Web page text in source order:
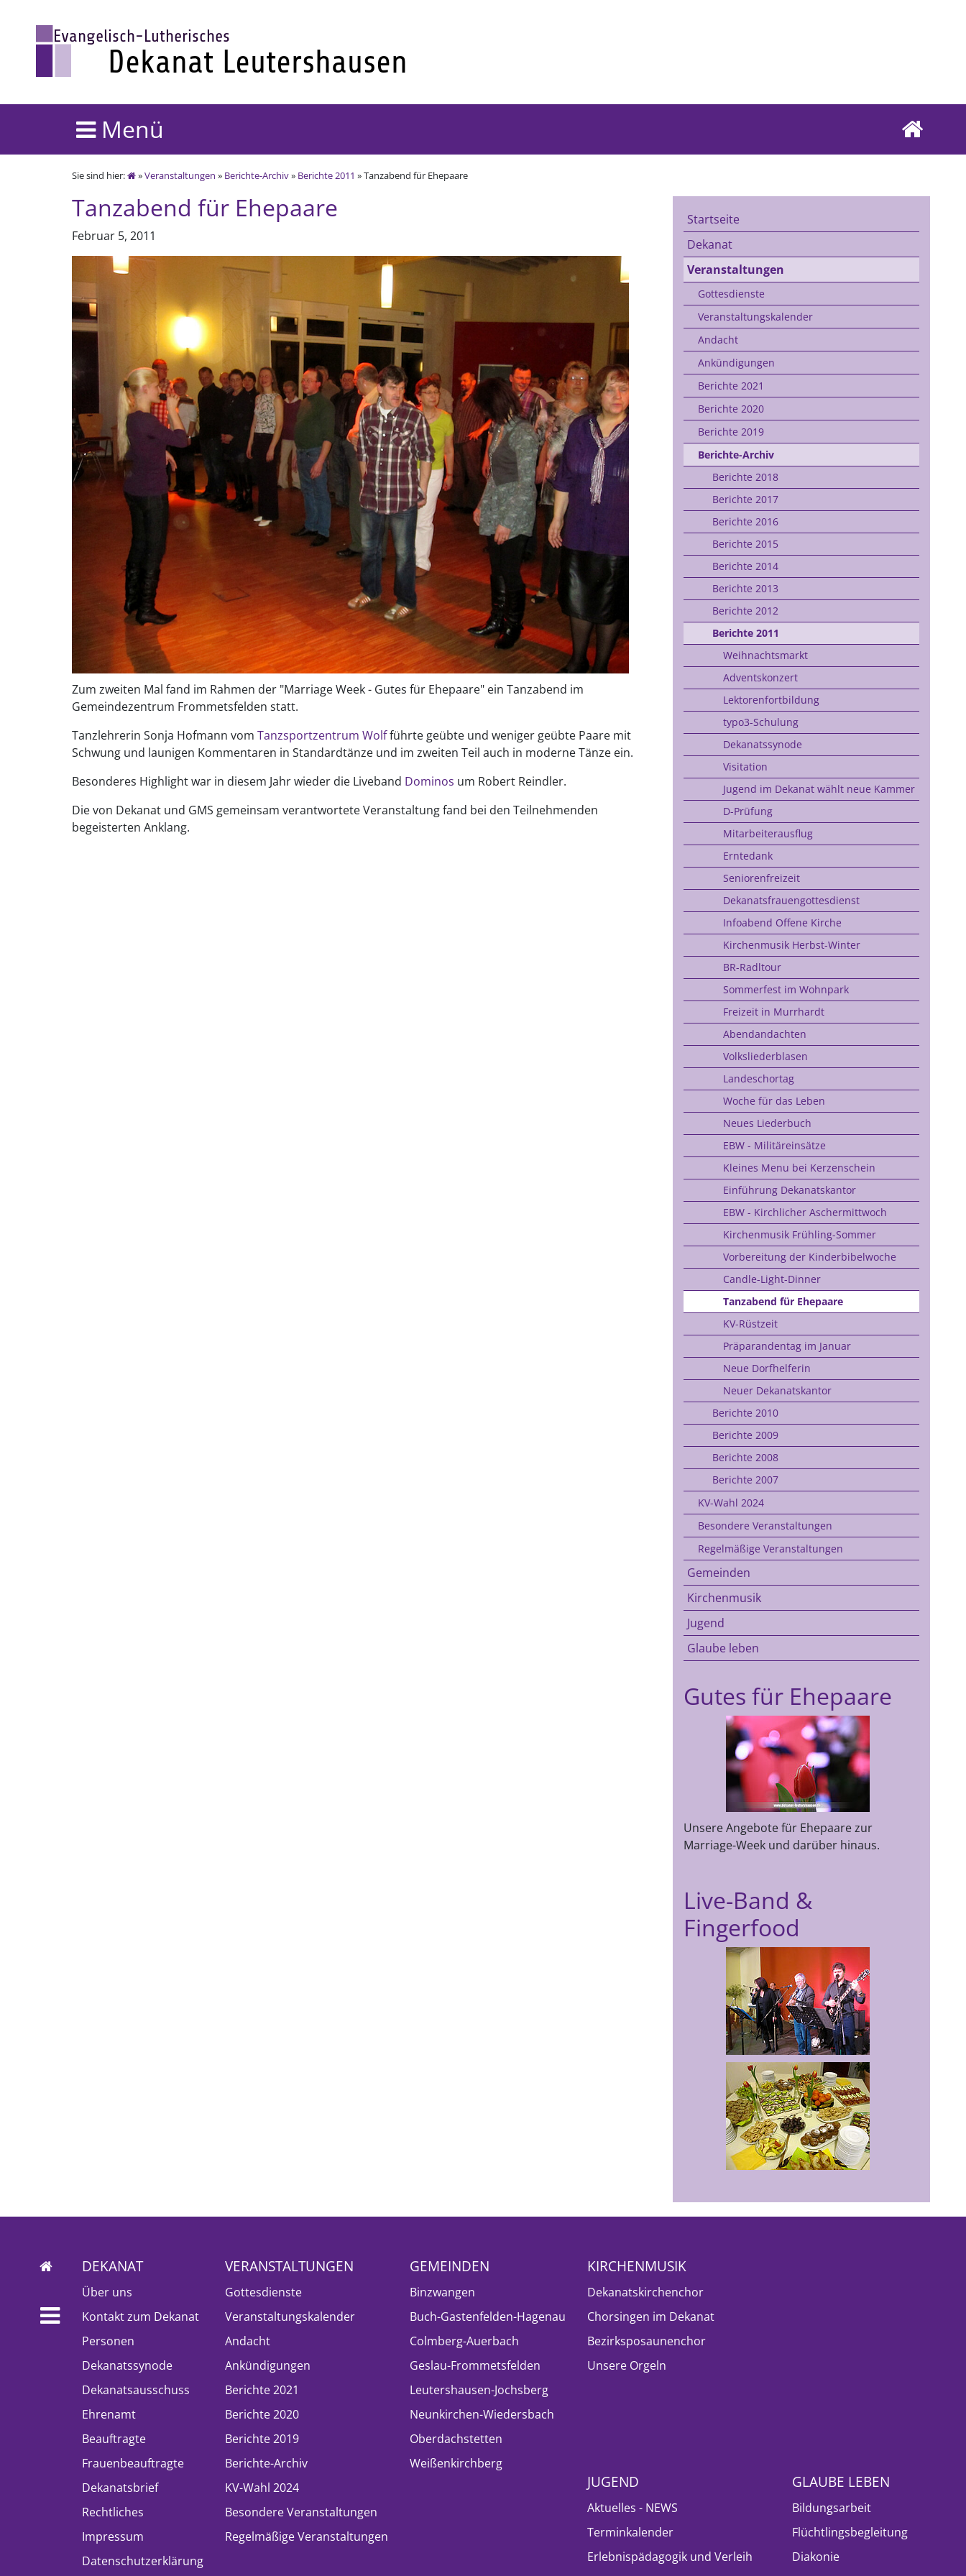
Menü
Sie sind hier: »Veranstaltungen » Berichte-Archiv» Berichte 2011 » Tanzabend für Ehepaare
Tanzabend für Ehepaare
Februar 5, 2011
Zum zweiten Mal fand im Rahmen der "Marriage Week - Gutes für Ehepaare" ein Tanzabend im
Gemeindezentrum Frommetsfelden statt.
Tanzlehrerin Sonja Hofmann vom Tanzsportzentrum Wolfführte geübte und weniger geübte Paare mit
Schwung und launigen Kommentaren in Standardtänze und im zweiten Teil auch in moderne Tänze ein.
Besonderes Highlight war in diesem Jahr wieder die Liveband Dominos um Robert Reindler.
Die von Dekanat und GMS gemeinsam verantwortete Veranstaltung fand bei den Teilnehmenden
begeisterten Anklang.
Startseite
Dekanat
Veranstaltungen
Gottesdienste
Veranstaltungskalender
Andacht
Ankündigungen
Berichte 2021
Berichte 2020
Berichte 2019
Berichte-Archiv
Berichte 2018
Berichte 2017
Berichte 2016
Berichte 2015
Berichte 2014
Berichte 2013
Berichte 2012
Berichte 2011
Weihnachtsmarkt
Adventskonzert
Lektorenfortbildung
typo3-Schulung
Dekanatssynode
Visitation
Jugend im Dekanat wählt neue Kammer
D-Prüfung
Mitarbeiterausflug
Erntedank
Seniorenfreizeit
Dekanatsfrauengottesdienst
Infoabend Offene Kirche
Kirchenmusik Herbst-Winter
BR-Radltour
Sommerfest im Wohnpark
Freizeit in Murrhardt
Abendandachten
Volksliederblasen
Landeschortag
Woche für das Leben
Neues Liederbuch
EBW - Militäreinsätze
Kleines Menu bei Kerzenschein
Einführung Dekanatskantor
EBW - Kirchlicher Aschermittwoch
Kirchenmusik Frühling-Sommer
Vorbereitung der Kinderbibelwoche
Candle-Light-Dinner
Tanzabend für Ehepaare
KV-Rüstzeit
Präparandentag im Januar
Neue Dorfhelferin
Neuer Dekanatskantor
Berichte 2010
Berichte 2009
Berichte 2008
Berichte 2007
KV-Wahl 2024
Besondere Veranstaltungen
Regelmäßige Veranstaltungen
Gemeinden
Kirchenmusik
Jugend
Glaube leben
Gutes für Ehepaare
Unsere Angebote für Ehepaare zur
Marriage-Week und darüber hinaus.
Live-Band &
Fingerfood
DEKANAT
Über uns
Kontakt zum Dekanat
Personen
Dekanatssynode
Dekanatsausschuss
Ehrenamt
Beauftragte
Frauenbeauftragte
Dekanatsbrief
Rechtliches
Impressum
Datenschutzerklärung
VERANSTALTUNGEN
Gottesdienste
Veranstaltungskalender
Andacht
Ankündigungen
Berichte 2021
Berichte 2020
Berichte 2019
Berichte-Archiv
KV-Wahl 2024
Besondere Veranstaltungen
Regelmäßige Veranstaltungen
GEMEINDEN
Binzwangen
Buch-Gastenfelden-Hagenau
Colmberg-Auerbach
Geslau-Frommetsfelden
Leutershausen-Jochsberg
Neunkirchen-Wiedersbach
Oberdachstetten
Weißenkirchberg
KIRCHENMUSIK
Dekanatskirchenchor
Chorsingen im Dekanat
Bezirksposaunenchor
Unsere Orgeln
JUGEND
Aktuelles - NEWS
Terminkalender
Erlebnispädagogik und Verleih
GLAUBE LEBEN
Bildungsarbeit
Flüchtlingsbegleitung
Diakonie